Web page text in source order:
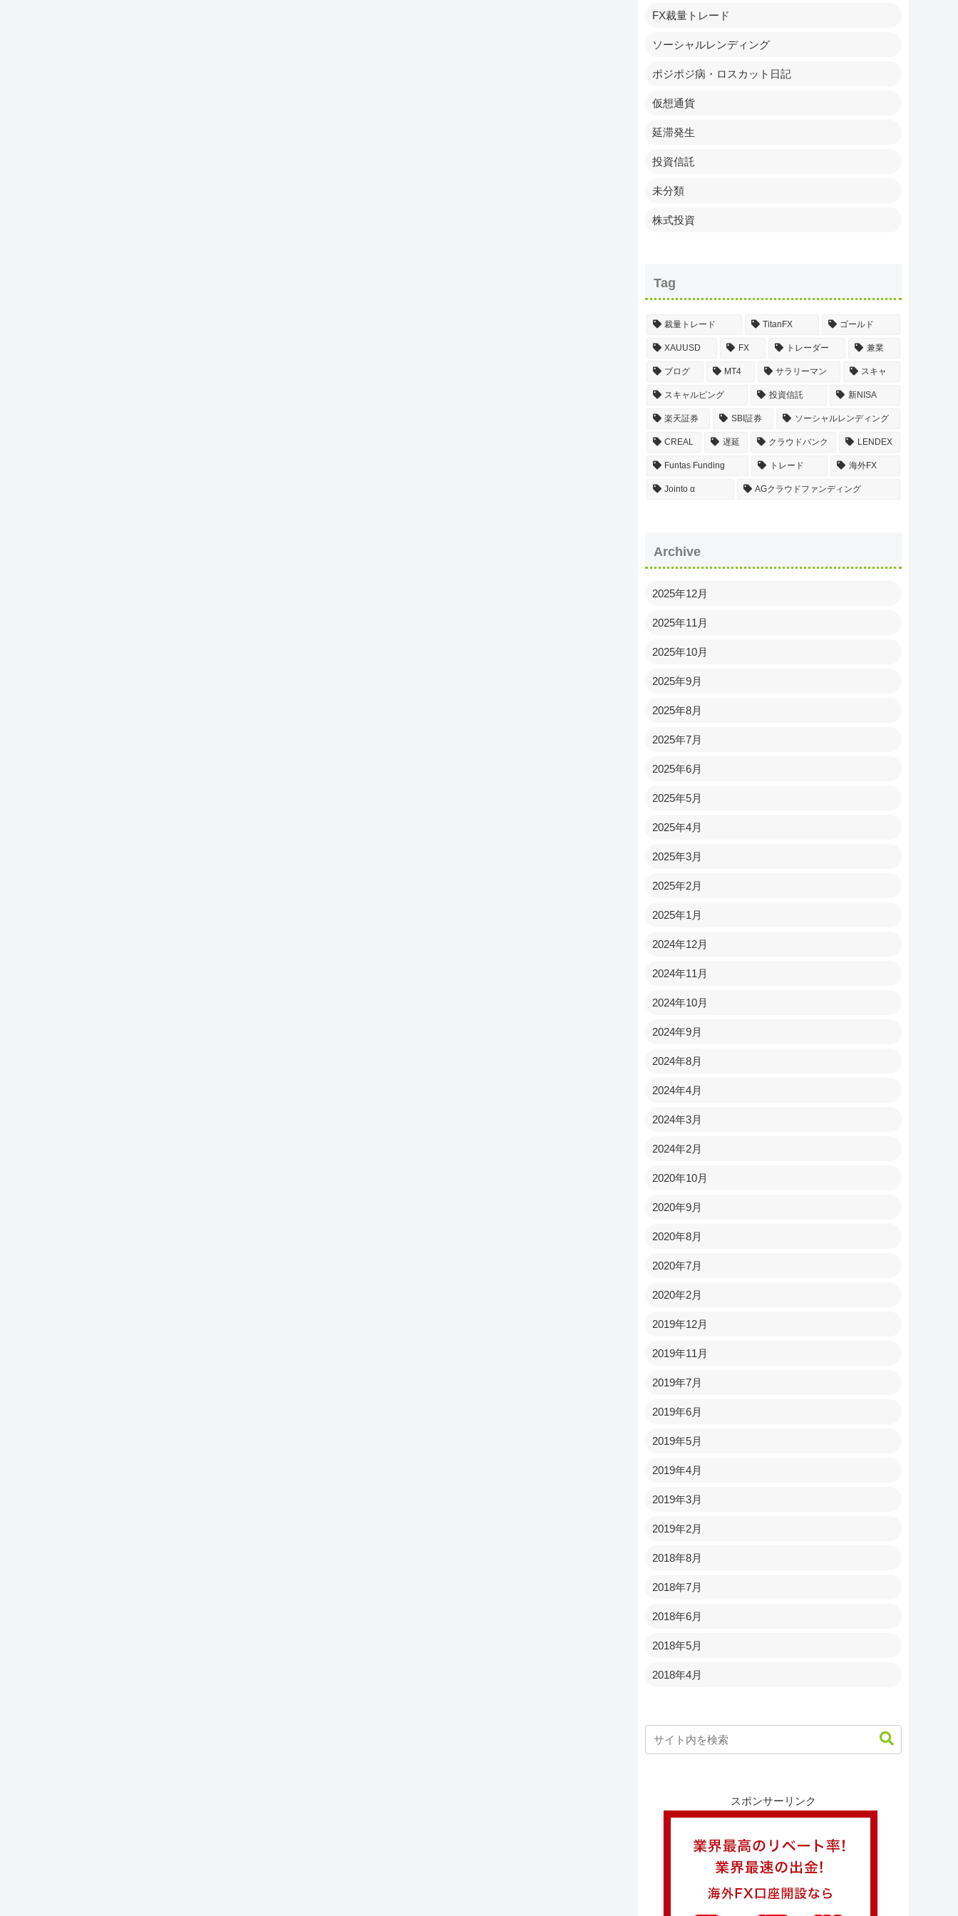
FX裁量トレード
ソーシャルレンディング
ポジポジ病・ロスカット日記
仮想通貨
延滞発生
投資信託
未分類
株式投資
Tag
裁量トレード TitanFX ゴールド
XAUUSD FX トレーダー 兼業
ブログ MT4 サラリーマン スキャ
スキャルピング 投資信託 新NISA
楽天証券 SBI証券 ソーシャルレンディング
CREAL 遅延 クラウドバンク LENDEX
Funtas Funding トレード 海外FX
Jointo α AGクラウドファンディング
Archive
2025年12月
2025年11月
2025年10月
2025年9月
2025年8月
2025年7月
2025年6月
2025年5月
2025年4月
2025年3月
2025年2月
2025年1月
2024年12月
2024年11月
2024年10月
2024年9月
2024年8月
2024年4月
2024年3月
2024年2月
2020年10月
2020年9月
2020年8月
2020年7月
2020年2月
2019年12月
2019年11月
2019年7月
2019年6月
2019年5月
2019年4月
2019年3月
2019年2月
2018年8月
2018年7月
2018年6月
2018年5月
2018年4月
スポンサーリンク